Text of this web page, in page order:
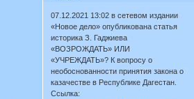
07.12.2021 13:02 в сетевом издании
«Новое дело» опубликована статья
историка З. Гаджиева
«ВОЗРОЖДАТЬ» ИЛИ
«УЧРЕЖДАТЬ»? К вопросу о
необоснованности принятия закона о
казачестве в Республике Дагестан.
Ссылка: